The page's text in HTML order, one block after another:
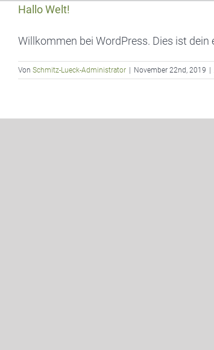
Zum
springen
Hallo Welt!
Willkommen bei WordPress. Dies ist dein
Von Schmitz-Lueck-Administrator November 22nd, 2019